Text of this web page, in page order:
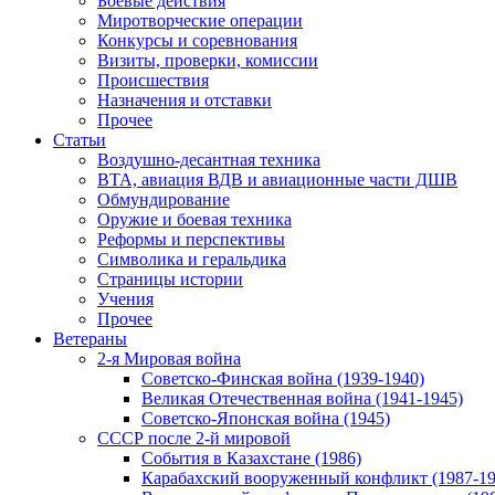
Миротворческие операции
Конкурсы и соревнования
Визиты, проверки, комиссии
Происшествия
Назначения и отставки
Прочее
Статьи
Воздушно-десантная техника
ВТА, авиация ВДВ и авиационные части ДШВ
Обмундирование
Оружие и боевая техника
Реформы и перспективы
Символика и геральдика
Страницы истории
Учения
Прочее
Ветераны
2-я Мировая война
Советско-Финская война (1939-1940)
Великая Отечественная война (1941-1945)
Советско-Японская война (1945)
СССР после 2-й мировой
События в Казахстане (1986)
Карабахский вооруженный конфликт (1987-